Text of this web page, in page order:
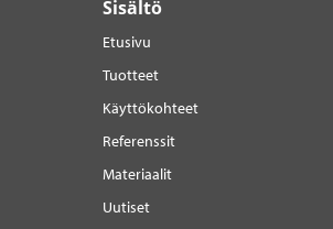
Sisältö
Etusivu
Tuotteet
Käyttökohteet
Referenssit
Materiaalit
Uutiset